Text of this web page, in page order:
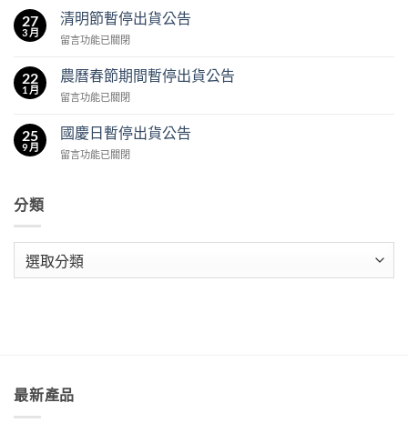
出
貨
公
中
動
節
暫
出
貨
公
中
27
3 月
清明節暫停出貨公告
在
明
節
暫
出
貨
公
留言功能已關閉
22
1 月
農曆春節期間暫停出貨公告
在
曆
春
節
公
告〉
留言功能已關閉
25
9 月
國慶日暫停出貨公告
在
出
貨
公
留言功能已關閉
分類
最新產品